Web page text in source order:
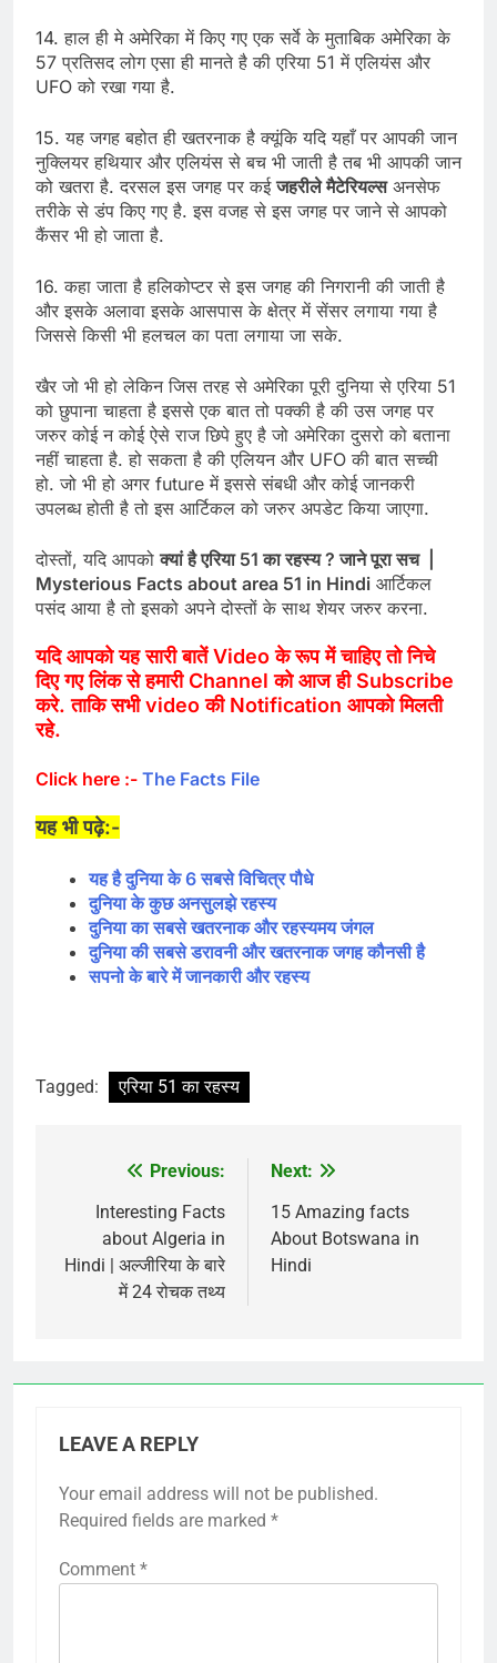
14. हाल ही मे अमेरिका में किए गए एक सर्वे के मुताबिक अमेरिका के
57 प्रतिसद लोग एसा ही मानते है की एरिया 51 में एलियंस और
UFO को रखा गया है.
15. यह जगह बहोत ही खतरनाक है क्यूंकि यदि यहाँ पर आपकी जान
नुक्लियर हथियार और एलियंस से बच भी जाती है तब भी आपकी जान
को खतरा है. दरसल इस जगह पर कईजहरीले मैटेरियल्सअनसेफ
तरीके से डंप किए गए है. इस वजह से इस जगह पर जाने से आपको
कैंसर भी हो जाता है.
16. कहा जाता है हलिकोप्टर से इस जगह की निगरानी की जाती है
और इसके अलावा इसके आसपास के क्षेत्र में सेंसर लगाया गया है
जिससे किसी भी हलचल का पता लगाया जा सके.
खैर जो भी हो लेकिन जिस तरह से अमेरिका पूरी दुनिया से एरिया 51
को छुपाना चाहता है इससे एक बात तो पक्की है की उस जगह पर
जरुर कोई न कोई ऐसे राज छिपे हुए है जो अमेरिका दुसरो को बताना
नहीं चाहता है. हो सकता है की एलियन और UFO की बात सच्ची
हो. जो भी हो अगर future में इससे संबधी और कोई जानकरी
उपलब्ध होती है तो इस आर्टिकल को जरुर अपडेट किया जाएगा.
दोस्तों, यदि आपकोक्यां है एरिया 51 का रहस्य ? जाने पूरा सच |
Mysterious Facts about area 51 in Hindi आर्टिकल
पसंद आया है तो इसको अपने दोस्तों के साथ शेयर जरुर करना.
यदि आपको यह सारी बातें Video के रूप में चाहिए तो निचे
दिए गए लिंक से हमारी Channel को आज ही Subscribe
करे. ताकि सभी video की Notification आपको मिलती
रहे.
Click here :- The Facts File
यह भी पढ़े:-
यह है दुनिया के 6 सबसे विचित्र पौधे
दुनिया के कुछ अनसुलझे रहस्य
दुनिया का सबसे खतरनाक और रहस्यमय जंगल
दुनिया की सबसे डरावनी और खतरनाक जगह कौनसी है
सपनो के बारे में जानकारी और रहस्य
Tagged: एरिया 51 का रहस्य
navigation
Previous:
Interesting Facts
about Algeria in
Hindi | अल्जीरिया के बारे
में 24 रोचक तथ्य
Next:
15 Amazing facts
About Botswana in
Hindi
LEAVE A REPLY
Your email address will not be published.
Required fields are marked *
Comment *